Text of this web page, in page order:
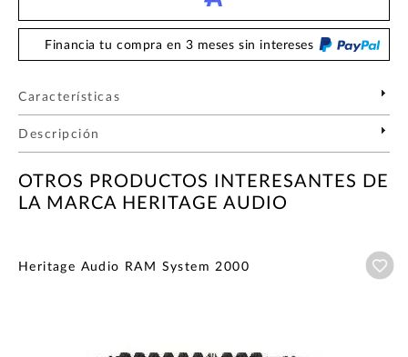
Financia tu compra en 3 meses sin intereses
Características
Descripción
OTROS PRODUCTOS INTERESANTES DE
LA MARCA HERITAGE AUDIO
Heritage Audio RAM System 2000